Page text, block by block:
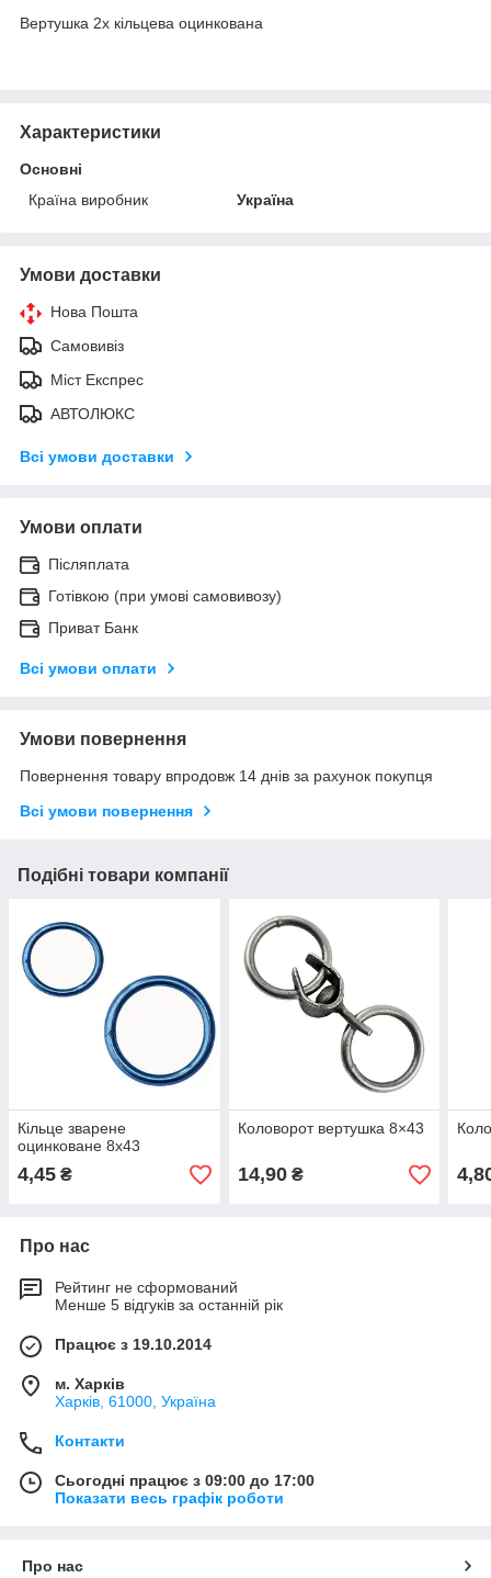
Вертушка 2х кільцева оцинкована
Характеристики
Основні
Країна виробник
Україна
Умови доставки
Нова Пошта
Самовивіз
Міст Експрес
АВТОЛЮКС
Всі умови доставки
Умови оплати
Післяплата
Готівкою (при умові самовивозу)
Приват Банк
Всі умови оплати
Умови повернення
Повернення товару впродовж 14 днів за рахунок покупця
Всі умови повернення
Подібні товари компанії
Кільце зварене
оцинковане 8х43
4,45 ₴
Коловорот вертушка 8×43
14,90₴
Про нас
Рейтинг не сформований
Менше 5 відгуків за останній рік
Працює з 19.10.2014
м. Харків
Харків, 61000, Україна
Контакти
Сьогодні працює з 09:00 до 17:00
Показати весь графік роботи
Про нас